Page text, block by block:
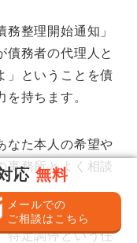
整理開始通知」
債務者の代理人と
」ということを債
持ちます。
なた本人の希望や
事務所とよく相談
特定調停という任
応無料
メールでの
ご相談はこちら